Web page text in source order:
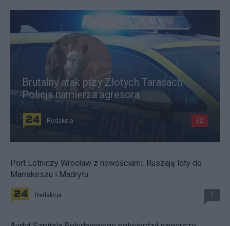
Brutalny atak przy Złotych Tarasach.
Policja namierza agresora
Redakcja 62
Port Lotniczy Wrocław z nowościami. Ruszają loty do
Marrakeszu i Madrytu
Redakcja 1